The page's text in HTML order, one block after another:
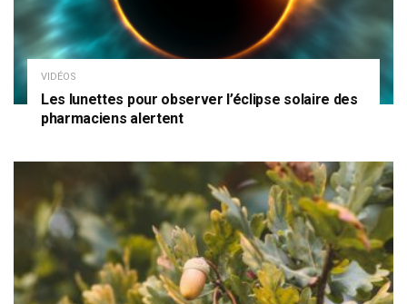
VIDÉOS
Les lunettes pour observer l’éclipse solaire des
pharmaciens alertent